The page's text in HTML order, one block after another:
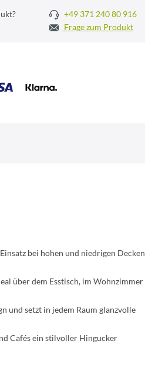
+49 371 240 80 916
Frage zum Produkt
bei hohen und niedrigen Decken
über dem Esstisch, im Wohnzimmer
und setzt in jedem Raum glanzvolle
Cafés ein stilvoller Hingucker